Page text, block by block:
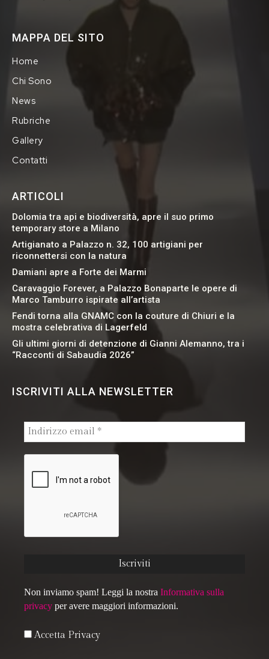
MAPPA DEL SITO
Home
Chi Sono
News
Rubriche
Gallery
Contatti
ARTICOLI
Dolomia tra api e biodiversità, apre il suo primo
temporary store a Milano
Artigianato a Palazzo n. 32, 100 artigiani per
riconnettersi con la natura
Damiani apre a Forte dei Marmi
Caravaggio Forever, a Palazzo Bonaparte le opere di
Marco Tamburro ispirate all’artista
Fendi torna alla GNAMC con la couture di Chiuri e la
mostra celebrativa di Lagerfeld
Gli ultimi giorni di detenzione di Gianni Alemanno, tra i
“Racconti di Sabaudia 2026”
ISCRIVITI ALLA NEWSLETTER
Non inviamo spam! Leggi la nostra Informativa sulla
privacy per avere maggiori informazioni.
Accetta Privacy